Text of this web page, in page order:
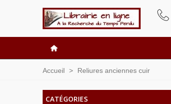
Accueil > Reliures anciennes cuir
CATÉGORIES